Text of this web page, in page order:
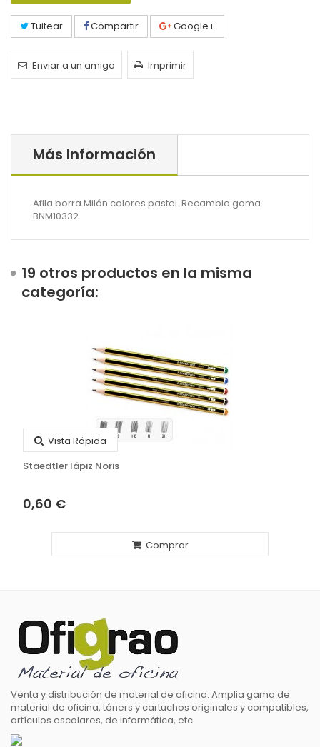
Tuitear Compartir Google+
Enviar a un amigo Imprimir
Más Información
Afila borra Milán colores pastel. Recambio goma
BNM10332
19 otros productos en la misma
categoría:
Vista Rápida
Staedtler lápiz Noris
0,60 €
Comprar
Venta y distribución de material de oficina. Amplia gama de
material de oficina, tóners y cartuchos originales y compatibles,
artículos escolares, de informática, etc.